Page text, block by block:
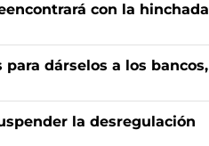
con la hinchada
dárselos a los bancos,
la desregulación